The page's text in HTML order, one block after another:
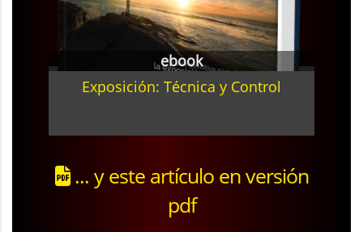
ebook
Exposición: Técnica y Control
... y este artículo en versión
pdf